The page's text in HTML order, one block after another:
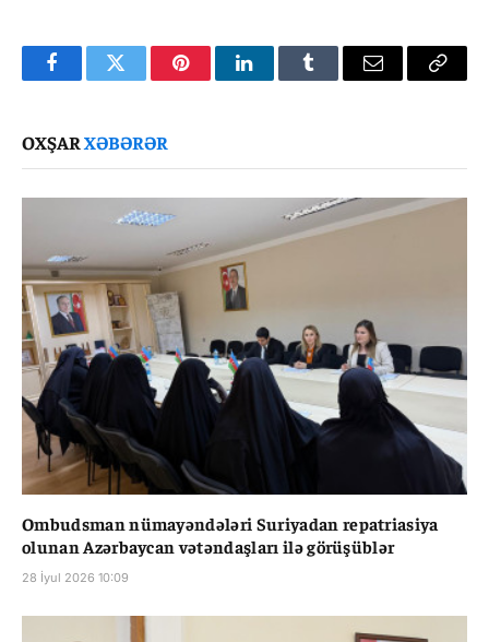
FacebookTwitter PinterestLinkedInTumblr Email
Copy
OXŞARXƏBƏRƏR
Ombudsman nümayəndələri Suriyadan repatriasiya
olunan Azərbaycan vətəndaşları ilə görüşüblər
28 İyul 2026 10:09